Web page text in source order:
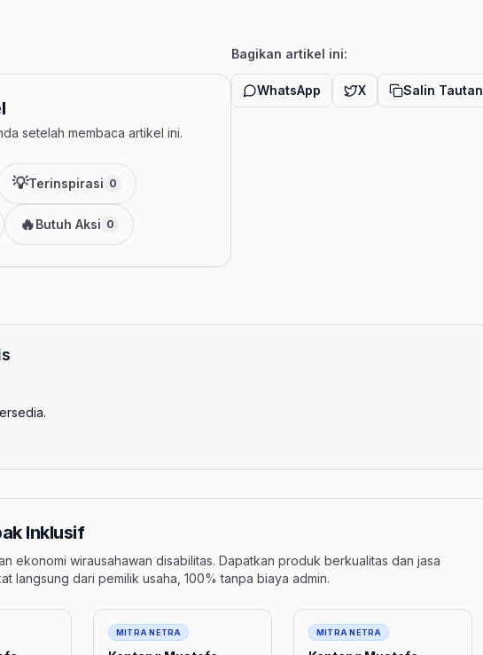
setelah membaca artikel ini.
💡Terinspirasi 0
🔥Butuh Aksi 0
Bagikan artikel ini:
WhatsApp X Salin Tautan
Inklusif
ekonomi wirausahawan disabilitas. Dapatkan produk berkualitas dan jasa
langsung dari pemilik usaha, 100% tanpa biaya admin.
Barang
MITRA NETRA
Barang
MITRA NETRA